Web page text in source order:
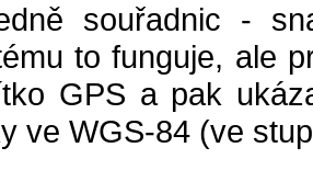
souřadnic -
to funguje, ale
GPS a pak
ve WGS-84 (ve